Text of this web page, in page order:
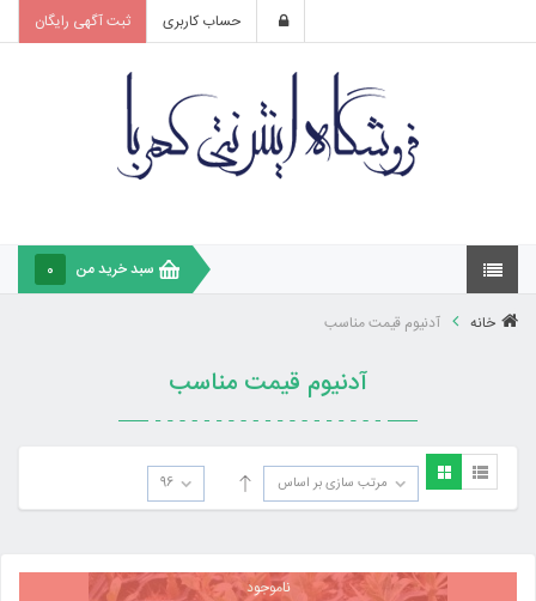
حساب کاربری ثبت آگهی رایگان
سبد خرید من 0
خانه آدنیوم قیمت مناسب
آدنیوم قیمت مناسب
مرتب سازی بر اساس 96
ناموجود